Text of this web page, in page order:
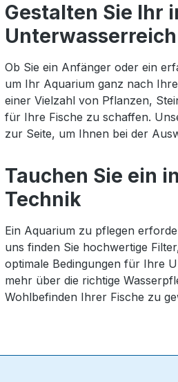
Gestalten Sie Ihr
Unterwasserreich
Ob Sie ein Anfänger oder ein
um Ihr Aquarium ganz nach
einer Vielzahl von Pflanzen,
für Ihre Fische zu schaffen.
zur Seite, um Ihnen bei der
Tauchen Sie ein
Technik
Ein Aquarium zu pflegen
uns finden Sie hochwertige
optimale Bedingungen für Ihre
mehr über die richtige
Wohlbefinden Ihrer Fische zu